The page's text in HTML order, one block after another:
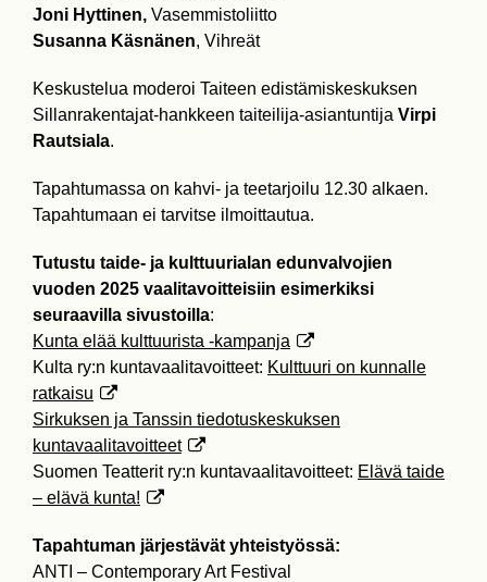
Joni Hyttinen, Vasemmistoliitto
Susanna Käsnänen, Vihreät
Keskustelua moderoi Taiteen edistämiskeskuksen
Sillanrakentajat-hankkeen taiteilija-asiantuntija Virpi
Rautsiala.
Tapahtumassa on kahvi- ja teetarjoilu 12.30 alkaen.
Tapahtumaan ei tarvitse ilmoittautua.
Tutustu taide- ja kulttuurialan edunvalvojien
vuoden 2025 vaalitavoitteisiin esimerkiksi
seuraavilla sivustoilla:
Kunta elää kulttuurista -kampanja
Kulta ry:n kuntavaalitavoitteet: Kulttuuri on kunnalle
ratkaisu
Sirkuksen ja Tanssin tiedotuskeskuksen
kuntavaalitavoitteet
Suomen Teatterit ry:n kuntavaalitavoitteet: Elävä taide
– elävä kunta!
Tapahtuman järjestävät yhteistyössä:
ANTI – Contemporary Art Festival